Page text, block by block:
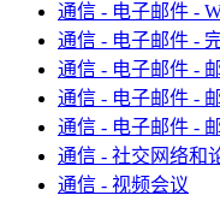
通信 - 电子邮件 -
通信 - 电子邮件 -
通信 - 电子邮件 -
通信 - 电子邮件 -
通信 - 电子邮件 -
通信 - 社交网络和
通信 - 视频会议